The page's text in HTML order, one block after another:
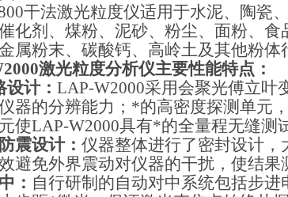
干法激光粒度仪适用于水泥、陶瓷
化剂、煤粉、泥砂、粉尘、面粉、
属粉末、碳酸钙、高岭土及其他粉体
激光粒度分析仪主要性能特点：
计： LAP-W2000采用会聚光傅立叶
器的分辨能力；*的高密度探测单元
使LAP-W2000具有*的全量程无缝测
震设计： 仪器整体进行了密封设计
避免外界震动对仪器的干扰，使结果
： 自行研制的自动对中系统包括步